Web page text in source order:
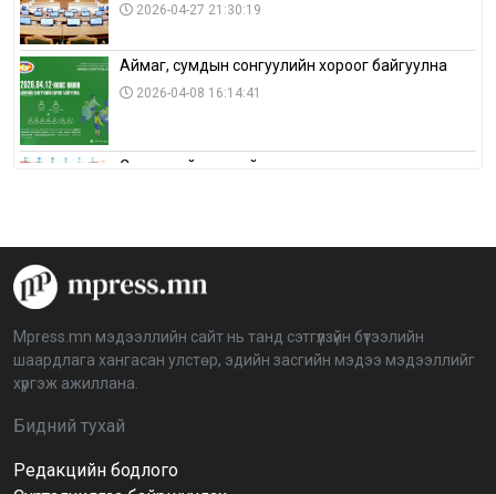
2026-04-27 21:30:19
Аймаг, сумдын сонгуулийн хороог байгуулна
2026-04-08 16:14:41
Сонгуулийн хуулийн зөрчил, шалгах,
аймагт үргэлжилж байна
BTS-ийн тоглолтыг Netflix дэлхий даяар шууд
дамжуулна
Иргэдийн төлөөлөгчдийн хурлын 2026 оны
нөхөн сонгууль 6 дугаар сарын 21-нд болно
Mpress.mn мэдээллийн сайт нь танд сэтгүүлзүйн бүтээлийн
шаардлага хангасан улстөр, эдийн засгийн мэдээ мэдээллийг
хүргэж ажиллана.
Бидний тухай
Редакцийн бодлого